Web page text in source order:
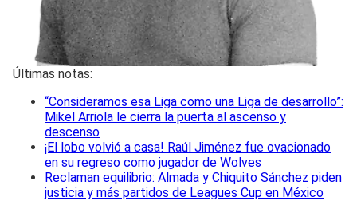
Últimas notas:
“Consideramos esa Liga como una Liga de desarrollo”:
Mikel Arriola le cierra la puerta al ascenso y
descenso
¡El lobo volvió a casa! Raúl Jiménez fue ovacionado
en su regreso como jugador de Wolves
Reclaman equilibrio: Almada y Chiquito Sánchez piden
justicia y más partidos de Leagues Cup en México